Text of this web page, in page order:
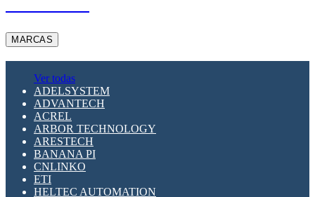
MARCAS
Ver todas
ADELSYSTEM
ADVANTECH
ACREL
ARBOR TECHNOLOGY
ARESTECH
BANANA PI
CNLINKO
ETI
HELTEC AUTOMATION